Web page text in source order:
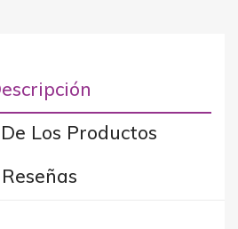
Los Productos
Reseñas